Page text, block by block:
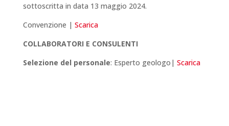
sottoscritta in data 13 maggio 2024.
Convenzione | Scarica
COLLABORATORI E CONSULENTI
Selezione del personale: Esperto geologo| Scarica